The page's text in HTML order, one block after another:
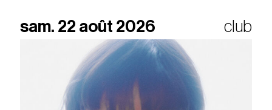
sam. 22 août 2026 club